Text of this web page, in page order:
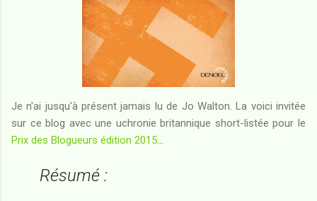
Je n'ai jusqu'à présent jamais lu de Jo Walton. La voici invitée
sur ce blog avec une uchronie britannique short-listée pour le
Prix des Blogueurs édition 2015
Résumé :